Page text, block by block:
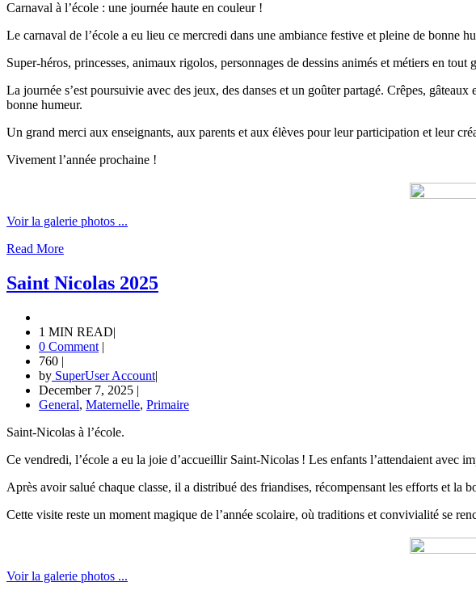
Carnaval à l’école : une journée haute en couleur !
Le carnaval de l’école a eu lieu ce mercredi dans une ambiance festive et pleine de bonne
Super-héros, princesses, animaux rigolos, personnages de dessins animés et métiers en
La journée s’est poursuivie avec des jeux, des danses et un goûter partagé. Crêpes,
bonne humeur.
Un grand merci aux enseignants, aux parents et aux élèves pour leur participation et leur
Vivement l’année prochaine !
Voir la galerie photos ...
Read More
Saint Nicolas 2025
1 MIN READ|
0 Comment |
760 |
by SuperUser Account|
December 7, 2025 |
General, Maternelle, Primaire
Saint-Nicolas à l’école.
Ce vendredi, l’école a eu la joie d’accueillir Saint-Nicolas ! Les enfants l’attendaient avec
Après avoir salué chaque classe, il a distribué des friandises, récompensant les efforts et la
Cette visite reste un moment magique de l’année scolaire, où traditions et convivialité se
Voir la galerie photos ...